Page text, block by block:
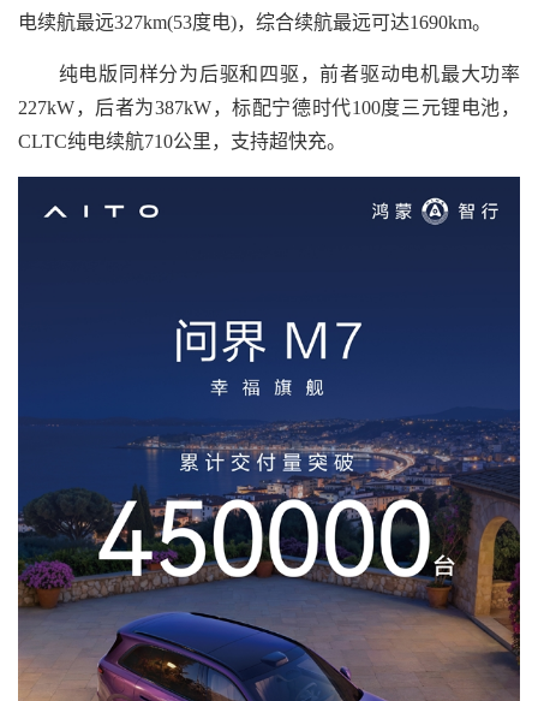
电续航最远327km(53度电)，综合续航最远可达1690km。
纯电版同样分为后驱和四驱，前者驱动电机最大功率
227kW，后者为387kW，标配宁德时代100度三元锂电池，
CLTC纯电续航710公里，支持超快充。